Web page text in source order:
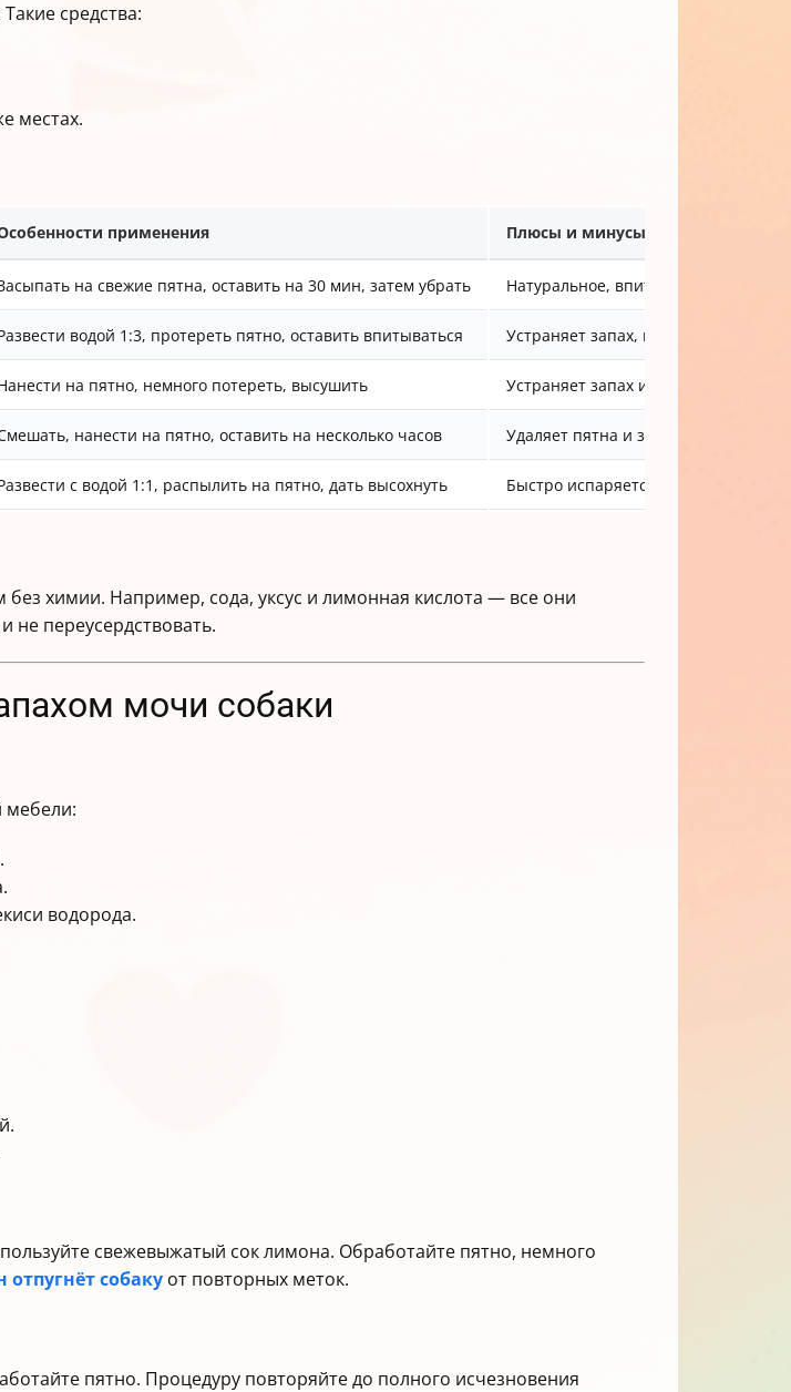
средства:
местах.
применения Плюсы и минусы
на свежие пятна, оставить на 30 мин, затем убрать Натуральное, впитывает влагу, без
водой 1:3, протереть пятно, оставить впитываться Устраняет запах, но требует
на пятно, немного потереть, высушить Устраняет запах и отпугивает
нанести на пятно, оставить на несколько часов Удаляет пятна и запах, но
с водой 1:1, распылить на пятно, дать высохнуть Быстро испаряется, не требует
химии. Например, сода, уксус и лимонная кислота — все они
не переусердствовать.
мочи собаки
мебели:
водорода.
свежевыжатый сок лимона. Обработайте пятно, немного
собаку от повторных меток.
пятно. Процедуру повторяйте до полного исчезновения